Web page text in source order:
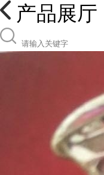
产品展厅